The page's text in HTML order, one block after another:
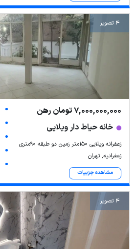
4 تصویر
7,000,000,000 تومان رهن
خانه حیاط دار ویلایی
زعفرانه ویلایی ۱۵۰متر زمین دو طبقه ۹۰متری
زعفرانیه, تهران
مشاهده جزییات
4 تصویر